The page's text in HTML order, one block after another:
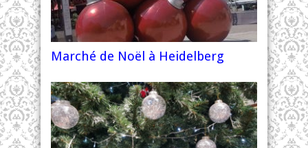
Marché de Noël à Heidelberg